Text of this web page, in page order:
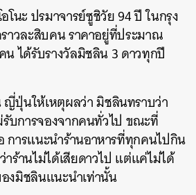
โนะ ปรมาจารย์ซูชิวัย 94 ปี ในกรุง
าวละสิบคน ราคาอยู่ที่ประมาณ
ได้รับรางวัลมิชลิน 3 ดาวทุกปี
ปุ่นให้เหตุผลว่า มิชลินทราบว่า
รับการจองจากคนทั่วไป ขณะที่
การแนะนำร้านอาหารที่ทุกคนไปกิน
ร้านไม่ได้เสียดาวไป แต่แค่ไม่ได้
งมิชลินแนะนำเท่านั้น